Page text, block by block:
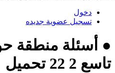
دخول
تسجيل عضوية جديده
● أسئلة منطقة
تاسع 2 22 تحميل